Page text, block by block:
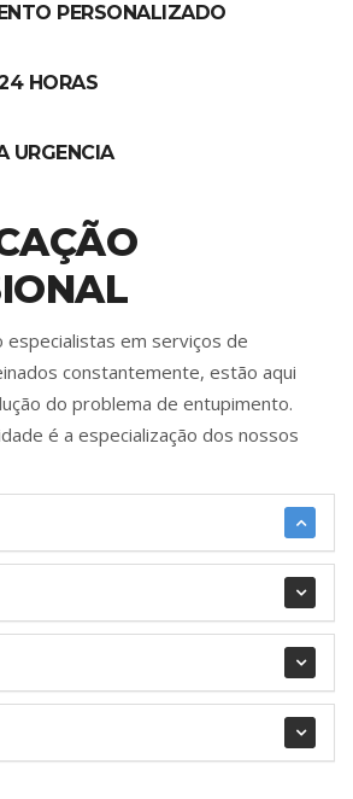
PERSONALIZADO
HORAS
URGENCIA
especialistas em serviços de
constantemente, estão aqui
do problema de entupimento.
é a especialização dos nossos